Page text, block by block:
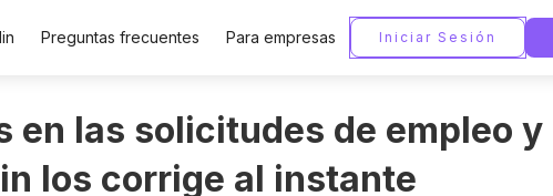
Preguntas frecuentes Para empresas Iniciar Sesión
en las solicitudes de empleo y
los corrige al instante